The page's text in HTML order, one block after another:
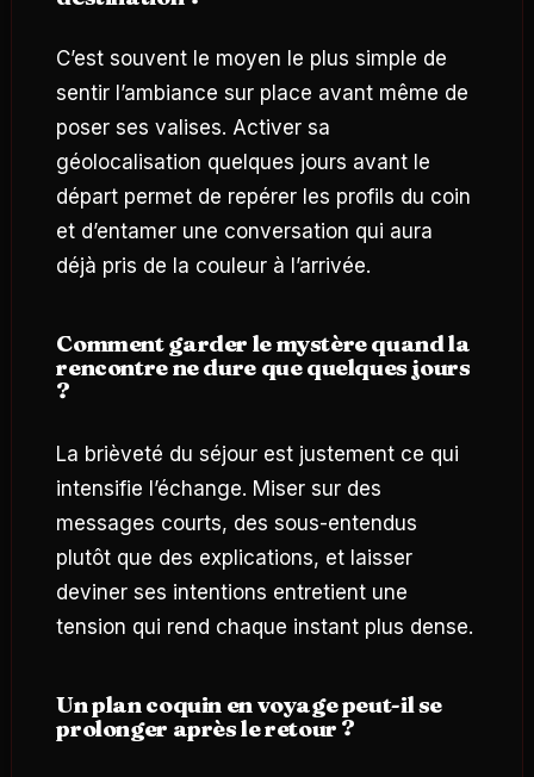
C’est souvent le moyen le plus simple de
sentir l’ambiance sur place avant même de
poser ses valises. Activer sa
géolocalisation quelques jours avant le
départ permet de repérer les profils du coin
et d’entamer une conversation qui aura
déjà pris de la couleur à l’arrivée.
Comment garder le mystère quand la
rencontre ne dure que quelques jours
?
La brièveté du séjour est justement ce qui
intensifie l’échange. Miser sur des
messages courts, des sous-entendus
plutôt que des explications, et laisser
deviner ses intentions entretient une
tension qui rend chaque instant plus dense.
Un plan coquin en voyage peut-il se
prolonger après le retour ?